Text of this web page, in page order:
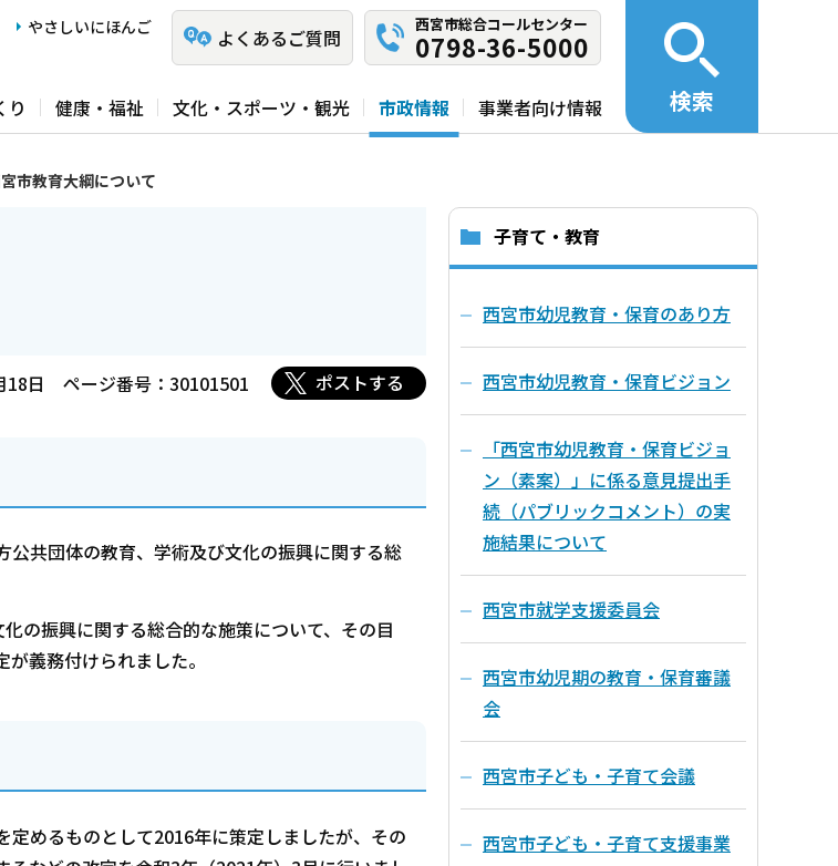
やさしいにほんご よくあるご質問
西宮市総合コールセンター
0798-36-5000
り 健康・福祉 文化・スポーツ・観光 市政情報 事業者向け情報 検索
市教育大綱について
18日 ページ番号：30101501 ポストする
共団体の教育、学術及び文化の振興に関する総
の振興に関する総合的な施策について、その目
義務付けられました。
めるものとして2016年に策定しましたが、その
子育て・教育
西宮市幼児教育・保育のあり方
西宮市幼児教育・保育ビジョン
「西宮市幼児教育・保育ビジョ
ン（素案）」に係る意見提出手
続（パブリックコメント）の実
施結果について
西宮市就学支援委員会
西宮市幼児期の教育・保育審議
会
西宮市子ども・子育て会議
西宮市子ども・子育て支援事業